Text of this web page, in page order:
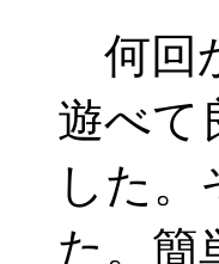
何回
遊べて
した
た。簡